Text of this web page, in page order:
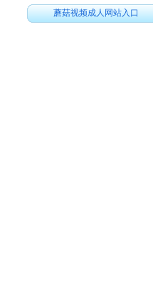
蘑菇视频成人网站入口